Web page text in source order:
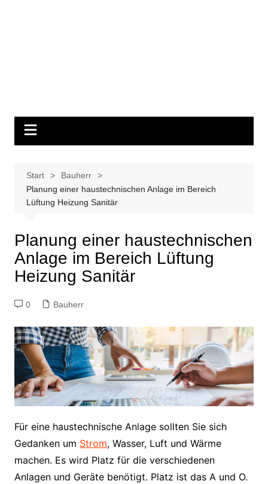
Start
Bauherr
Planung einer haustechnischen Anlage im Bereich
Lüftung Heizung Sanitär
Planung einer haustechnischen
Anlage im Bereich Lüftung
Heizung Sanitär
0 Bauherr
Für eine haustechnische Anlage sollten Sie sich
Gedanken um Strom, Wasser, Luft und Wärme
machen. Es wird Platz für die verschiedenen
Anlagen und Geräte benötigt. Platz ist das A und O.